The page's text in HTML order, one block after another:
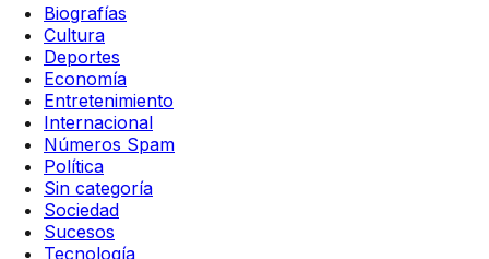
Biografías
Cultura
Deportes
Economía
Entretenimiento
Internacional
Números Spam
Política
Sin categoría
Sociedad
Sucesos
Tecnología